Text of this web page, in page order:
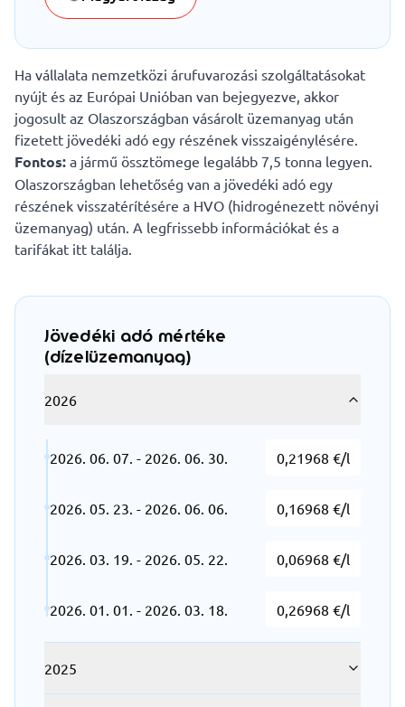
Ha vállalata nemzetközi árufuvarozási szolgáltatásokat
nyújt és az Európai Unióban van bejegyezve, akkor
jogosult az Olaszországban vásárolt üzemanyag után
fizetett jövedéki adó egy részének visszaigénylésére.
Fontos: a jármű össztömege legalább 7,5 tonna legyen.
Olaszországban lehetőség van a jövedéki adó egy
részének visszatérítésére a HVO (hidrogénezett növényi
üzemanyag) után. A legfrissebb információkat és a
tarifákat itt találja.
Jövedéki adó mértéke
(dízelüzemanyag)
2026
2026. 06. 07. - 2026. 06. 30. 0,21968 €/l
2026. 05. 23. - 2026. 06. 06. 0,16968 €/l
2026. 03. 19. - 2026. 05. 22. 0,06968 €/l
2026. 01. 01. - 2026. 03. 18. 0,26968 €/l
2025